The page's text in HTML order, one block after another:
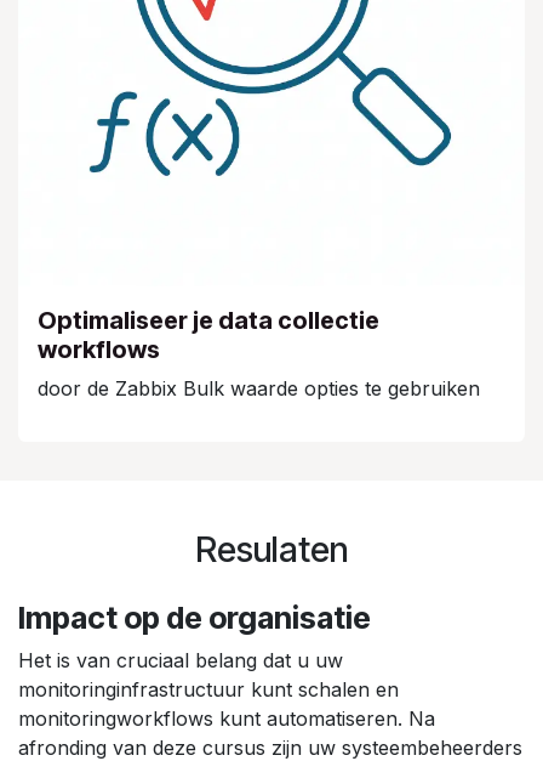
Optimaliseer je data collectie
workflows
door de Zabbix Bulk waarde opties te gebruiken
Resulaten
Impact op de organisatie
Het is van cruciaal belang dat u uw
monitoringinfrastructuur kunt schalen en
monitoringworkflows kunt automatiseren. Na
afronding van deze cursus zijn uw systeembeheerders